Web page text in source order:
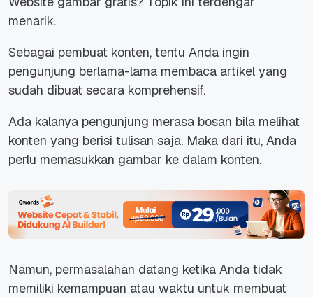
menarik.
Sebagai pembuat konten, tentu Anda ingin
pengunjung berlama-lama membaca artikel yang
sudah dibuat secara komprehensif.
Ada kalanya pengunjung merasa bosan bila melihat
konten yang berisi tulisan saja. Maka dari itu, Anda
perlu memasukkan gambar ke dalam konten.
Namun, permasalahan datang ketika Anda tidak
memiliki kemampuan atau waktu untuk membuat